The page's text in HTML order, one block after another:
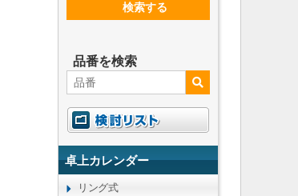
検索する
品番を検索
卓上カレンダー
リング式